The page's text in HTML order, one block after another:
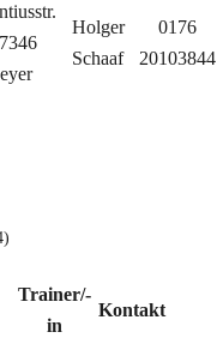
Holger
Schaaf
0176
20103844
Trainer/-
in
Kontakt